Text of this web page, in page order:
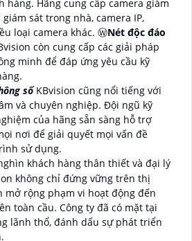
hàng. Hãng cung cấp camera giám
sát trong nhà, camera IP,
loại camera khác. ⓌNét độc đáo
còn cung cấp các giải pháp
minh để đáp ứng yêu cầu kỹ
sốKBvision cũng nổi tiếng với
và chuyên nghiệp. Đội ngũ kỹ
của hãng sẵn sàng hỗ trợ
nơi để giải quyết mọi vấn đề
sử dụng.
khách hàng thân thiết và đại lý
không chỉ đứng vững trên thị
mở rộng phạm vi hoạt động đến
toàn cầu. Công ty đã có mặt tại
lãnh thổ, đánh dấu sự phát triển